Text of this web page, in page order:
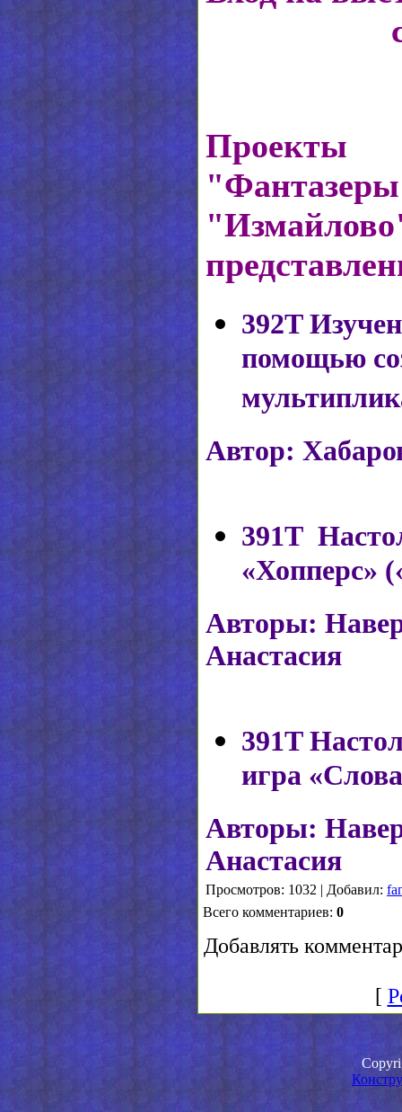
392T
помощью
Автор:
391T
«Хопперс»
Авторы:
Анастасия
391T
игра
Авторы:
Анастасия
Просмотров: 1032 | Добавил:
Всего комментариев: 0
Добавлять
[